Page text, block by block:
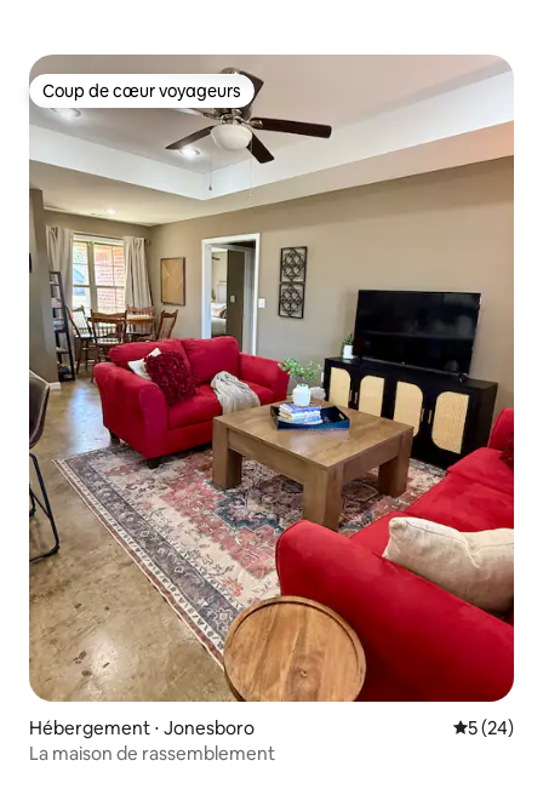
Coup de cœur voyageurs
Coup de cœur voyageurs
Hébergement ⋅ Jonesboro
5 (24)
La maison de rassemblement